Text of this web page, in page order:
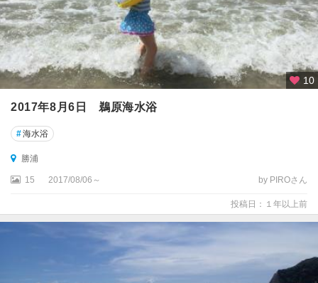
10
2017年8月6日 鵜原海水浴
#海水浴
勝浦
15 2017/08/06～ by PIROさん
投稿日：１年以上前